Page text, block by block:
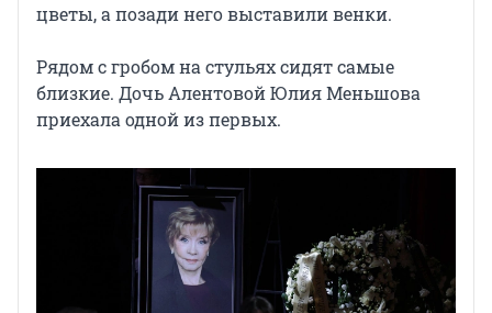
цветы, а позади него выставили венки.
Рядом с гробом на стульях сидят самые
близкие. Дочь Алентовой Юлия Меньшова
приехала одной из первых.